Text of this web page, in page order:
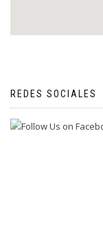
REDES SOCIALES